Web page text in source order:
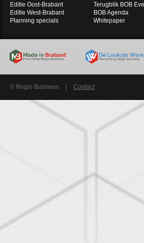
Editie Oost-Brabant
Editie West-Brabant
Planning specials
Terugblik BOB
BOB Agenda
Whitepaper
© Regio Business Contact